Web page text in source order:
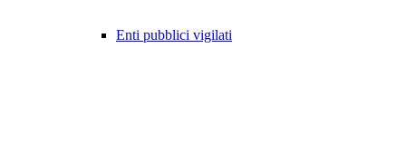
Enti pubblici vigilati